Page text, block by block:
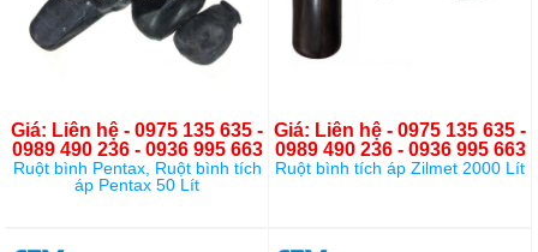
Giá: Liên hệ - 0975 135 635 -
0989 490 236 - 0936 995 663
Ruột bình Pentax, Ruột bình tích
áp Pentax 50 Lít
Giá: Liên hệ - 0975 135 635 -
0989 490 236 - 0936 995 663
Ruột bình tích áp Zilmet 2000 Lít